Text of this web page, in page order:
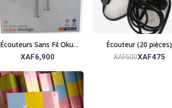
Écouteurs Sans Fil Oku-
32 – Son clair et
XAF6,900
Écouteur (20 pièces)
XAF500XAF475